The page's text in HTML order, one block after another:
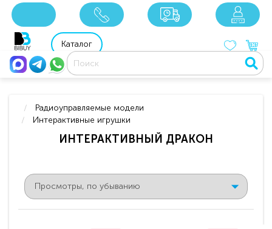
8 800 201 92 06
Каталог
Радиоуправляемые модели
Интерактивные игрушки
ИНТЕРАКТИВНЫЙ ДРАКОН